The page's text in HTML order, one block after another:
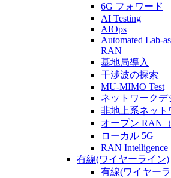
6G フォワード
AI Testing
AIOps
Automated Lab-
RAN
基地局導入
干渉波の探索
MU-MIMO Test
ネットワークデ
非地上系ネット
オープン RAN
ローカル 5G
RAN Intelligence
有線(ワイヤーライン)
有線(ワイヤー